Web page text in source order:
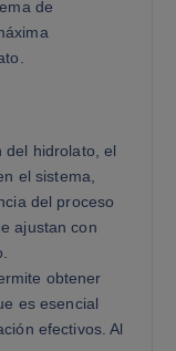
de
del hidrolato, el
el sistema,
del proceso
ajustan con
obtener
es esencial
efectivos. Al